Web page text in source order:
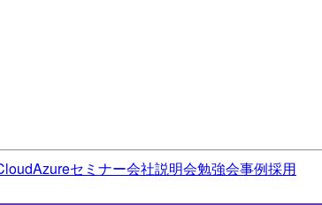
Azureセミナー会社説明会勉強会事例採用